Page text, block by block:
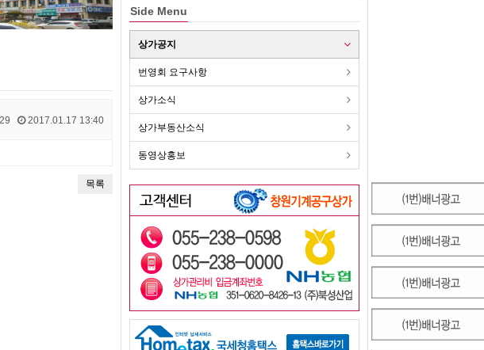
2017.01.17 13:40
목록
Side Menu
상가공지
번영회 요구사항
상가소식
상가부동산소식
동영상홍보